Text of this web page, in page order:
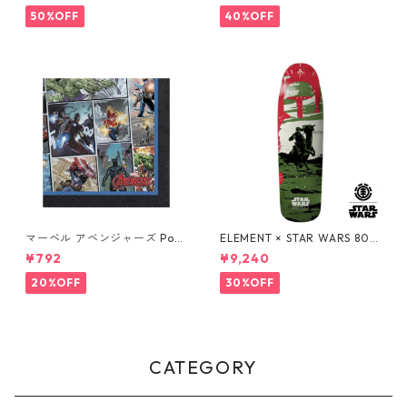
50%OFF 40%OFF
マーベル アベンジャーズ Pow
ers Unite 16pcペーパーナプ
キン MARVEL 紙ナプキン Ave
ngers
¥792
20%OFF
ELEMENT × STAR WARS 80S
BOBA FETT SKATEBOARD D
ECK ボバ・フェット スケート
ボードデッキ エレメント スタ
ー・ウォーズ
¥9,240
30%OFF
CATEGORY